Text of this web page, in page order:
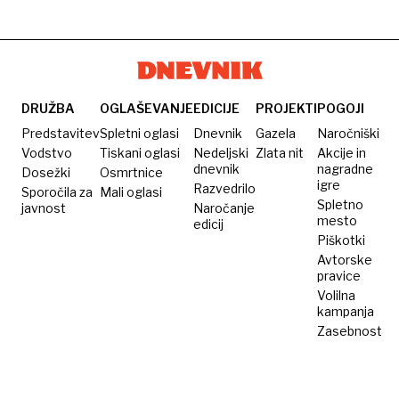
osvojeni
DRUŽBA
Predstavitev
Vodstvo
Dosežki
Sporočila za
javnost
OGLAŠEVANJE
Spletni oglasi
Tiskani oglasi
Osmrtnice
Mali oglasi
EDICIJE
Dnevnik
Nedeljski
dnevnik
Razvedrilo
Naročanje
edicij
PROJEKTI
Gazela
Zlata nit
POGOJI
Naročniški
Akcije in
nagradne
igre
Spletno
mesto
Piškotki
Avtorske
pravice
Volilna
kampanja
Zasebnost